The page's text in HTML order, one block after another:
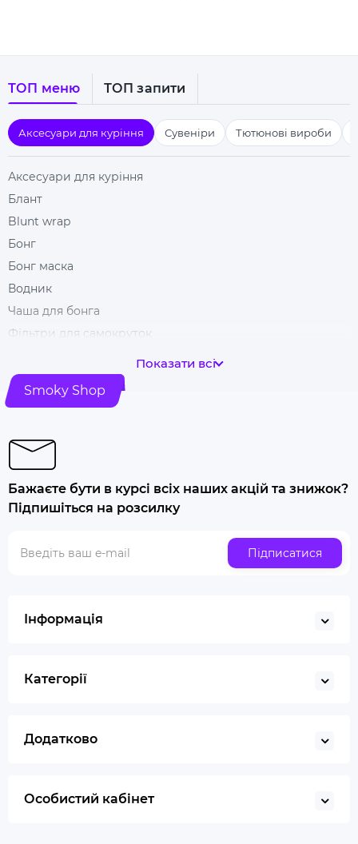
ТОП меню ТОП запити
Аксесуари для куріння Сувеніри Тютюнові вироби
Аксесуари для куріння
Блант
Blunt wrap
Бонг
Бонг маска
Водник
Чаша для бонга
Фільтри для самокруток
Гріндери
Ковпак для куріння
Купити папір для самокруток
Попільничка
Купити люльку для куріння
Люлька для куріння набір
Купити ювелірні ваги
Гільйотина для сигар
Показати всі
Smoky Shop
Бажаєте бути в курсі всіх наших акцій та знижок?
Підпишіться на розсилку
Підписатися
Інформація
Категорії
Додатково
Особистий кабінет